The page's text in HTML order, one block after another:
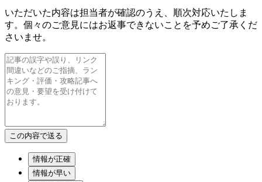
いただいた内容は担当者が確認のうえ、順次対応いたしま
す。個々のご意見にはお返事できないことを予めご了承くだ
さいませ。
情報が正確
情報が早い